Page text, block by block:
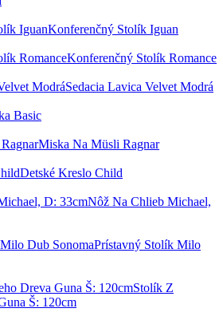
Konferenčný Stolík Iguan
Konferenčný Stolík Romance
Sedacia Lavica Velvet Modrá
Basic
Miska Na Müsli Ragnar
Detské Kreslo Child
Nôž Na Chlieb Michael,
Prístavný Stolík Milo
Stolík Z
Š: 120cm